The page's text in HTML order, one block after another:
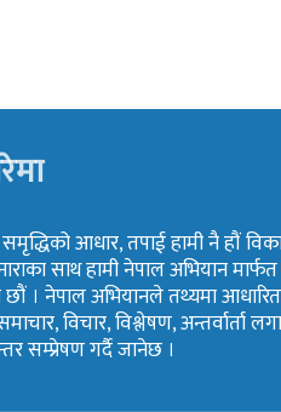
आधार, तपाई हामी नै हौं
साथ हामी नेपाल अभियान
। नेपाल अभियानले तथ्यमा
विचार, विश्लेषण, अन्तर्वार्ता
सम्प्रेषण गर्दै जानेछ ।